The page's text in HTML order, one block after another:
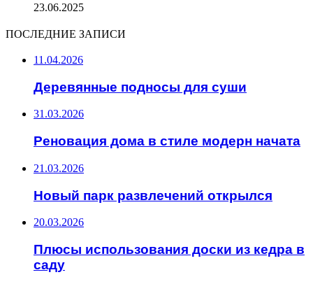
23.06.2025
ПОСЛЕДНИЕ ЗАПИСИ
11.04.2026
Деревянные подносы для суши
31.03.2026
Реновация дома в стиле модерн начата
21.03.2026
Новый парк развлечений открылся
20.03.2026
Плюсы использования доски из кедра в
саду